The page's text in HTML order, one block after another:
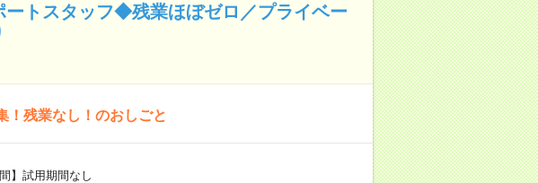
ートスタッフ◆残業ほぼゼロ／プライベー
！残業なし！のおしごと
】試用期間なし